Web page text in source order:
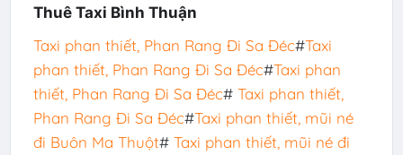
Thuê Taxi Bình Thuận
Taxi phan thiết, Phan Rang Đi Sa Đéc#Taxi
phan thiết, Phan Rang Đi Sa Đéc#Taxi phan
thiết, Phan Rang Đi Sa Đéc# Taxi phan thiết,
Phan Rang Đi Sa Đéc#Taxi phan thiết, mũi né
đi Buôn Ma Thuột# Taxi phan thiết, mũi né đi